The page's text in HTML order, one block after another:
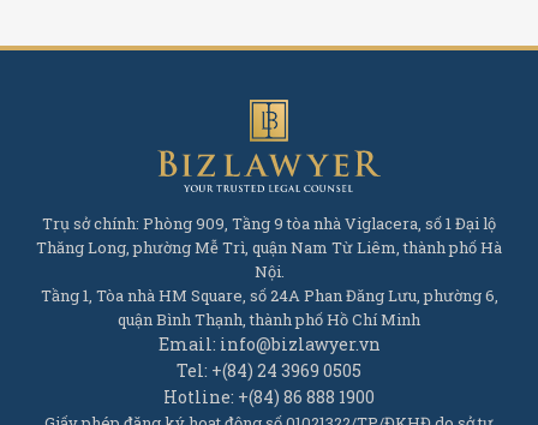
Trụ sở chính: Phòng 909, Tầng 9 tòa nhà Viglacera, số 1 Đại lộ
Thăng Long, phường Mễ Trì, quận Nam Từ Liêm, thành phố Hà
Nội.
Tầng 1, Tòa nhà HM Square, số 24A Phan Đăng Lưu, phường 6,
quận Bình Thạnh, thành phố Hồ Chí Minh
Email: info@bizlawyer.vn
Tel: +(84) 24 3969 0505
Hotline: +(84) 86 888 1900